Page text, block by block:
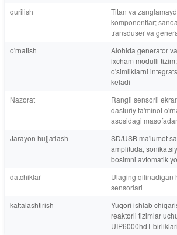
qurilish
Titan va
komponentlar;
transduser va
o'rnatish
Alohida generator
ixcham modulli
o'simliklarni
keladi
Nazorat
Rangli sensorli
dasturiy ta'minot
asosidagi
Jarayon hujjatlash
SD/USB ma'lumot
amplituda,
bosimni avtomatik
datchiklar
Ulaging qilinadigan
sensorlari
kattalashtirish
Yuqori ishlab
reaktorli tizimlar
UIP6000hdT